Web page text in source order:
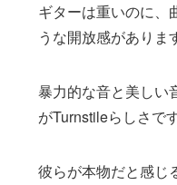
ギターは重いのに、
うな開放感がありま
暴力的な音と美しい
がTurnstileらしさです
彼らが本物だと感じ